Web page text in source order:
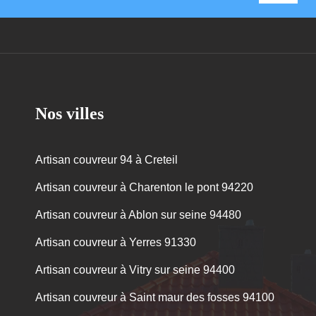
Nos villes
Artisan couvreur 94 à Creteil
Artisan couvreur à Charenton le pont 94220
Artisan couvreur à Ablon sur seine 94480
Artisan couvreur à Yerres 91330
Artisan couvreur à Vitry sur seine 94400
Artisan couvreur à Saint maur des fosses 94100